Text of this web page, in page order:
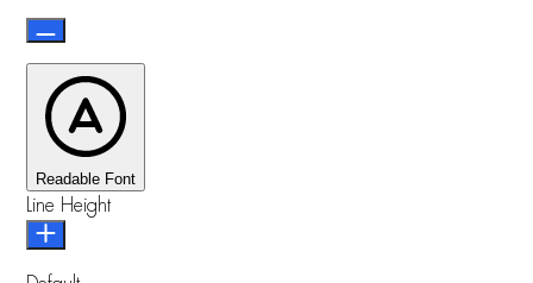
Readable Font
Line Height